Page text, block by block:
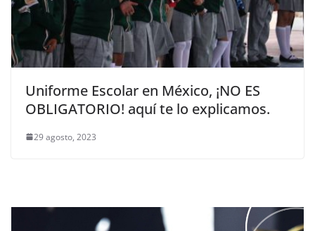
Uniforme Escolar en México, ¡NO ES
OBLIGATORIO! aquí te lo explicamos.
29 agosto, 2023